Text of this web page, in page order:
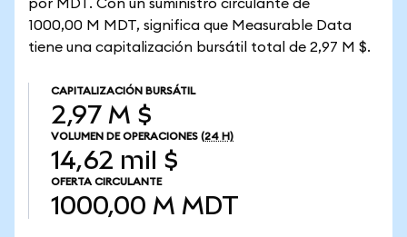
por MDT. Con un suministro circulante de
1000,00 M MDT, significa que Measurable Data
tiene una capitalización bursátil total de 2,97 M $.
CAPITALIZACIÓN BURSÁTIL
2,97 M $
VOLUMEN DE OPERACIONES (24 H)
14,62 mil $
OFERTA CIRCULANTE
1000,00 M MDT